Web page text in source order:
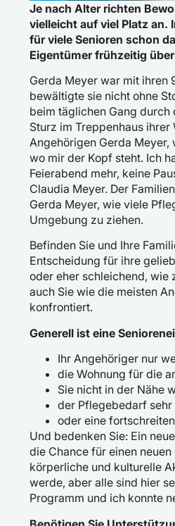
Je nach Alter richten
vielleicht auf viel Platz an.
für viele Senioren schon
Eigentümer frühzeitig
Gerda Meyer war mit ihren
bewältigte sie nicht ohne
beim täglichen Gang durch
Sturz im Treppenhaus
Angehörigen Gerda
wo mir der Kopf steht. Ich
Feierabend mehr, keine
Claudia Meyer. Der
Gerda Meyer, wie viele
Umgebung zu ziehen.
Befinden Sie und Ihre
Entscheidung für ihre
oder eher schleichend, wie
auch Sie wie die meisten
konfrontiert.
Generell ist eine
Ihr Angehöriger nur
die Wohnung für die
Sie nicht in der Nähe
der Pflegebedarf sehr
oder eine
Und bedenken Sie: Ein
die Chance für einen
körperliche und kulturelle
werde, aber alle sind hier
Programm und ich konnte